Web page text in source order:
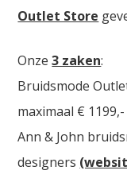
Outlet Store
Onze3 zaken:
Bruidsmode
maximaal € 1199,-
Ann & John
designers